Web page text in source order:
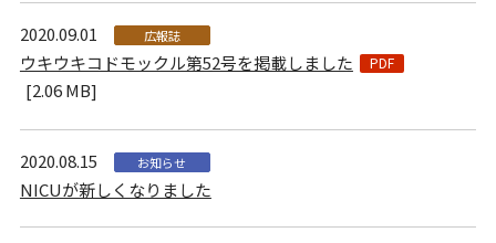
2020.09.01 広報誌
ウキウキコドモックル第52号を掲載しました
[2.06 MB]
2020.08.15 お知らせ
NICUが新しくなりました